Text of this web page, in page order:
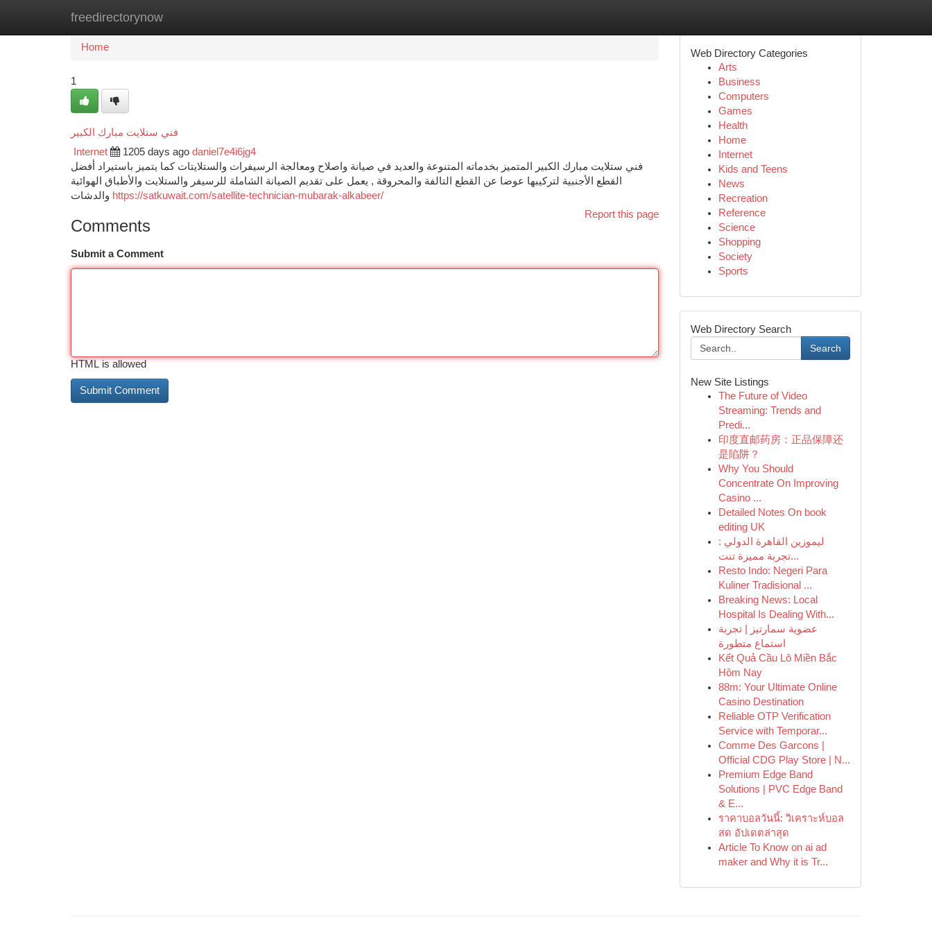
freedirectorynow
Home New Site Listings
Home
1
فني ستلايت مبارك الكبير
Internet 1205 days ago daniel7e4i6jg4
فني ستلايت مبارك الكبير المتميز بخدماته المتنوعة والعديد في صيانة واصلاح ومعالجة الرسيفرات والستلايتات كما يتميز باستيراد أفضل
القطع الأجنبية لتركيبها عوضا عن القطع التالفة والمحروقة , يعمل على تقديم الصيانة الشاملة للرسيفر والستلايت والأطباق الهوائية
https://satkuwait.com/satellite-technician-mubarak-alkabeer/
Report this page
Comments
Submit a Comment
HTML is allowed
Web Directory Categories
Arts
Business
Computers
Games
Health
Home
Internet
Kids and Teens
News
Recreation
Reference
Science
Shopping
Society
Sports
Web Directory Search
Search
New Site Listings
The Future of Video
Streaming: Trends and
Predi...
印度直邮药房：正品保障还
是陷阱？
Why You Should
Concentrate On Improving
Casino ...
Detailed Notes On book
editing UK
ليموزين القاهرة الدولي :
تجربة مميزة تنت...
Resto Indo: Negeri Para
Kuliner Tradisional ...
Breaking News: Local
Hospital Is Dealing With...
عضوية سمارتيز | تجربة
استماع متطورة
Kết Quả Cầu Lô Miền Bắc
Hôm Nay
88m: Your Ultimate Online
Casino Destination
Reliable OTP Verification
Service with Temporar...
Comme Des Garcons |
Official CDG Play Store | N...
Premium Edge Band
Solutions | PVC Edge Band
& E...
ราคาบอลวันนี้: วิเคราะห์บอล
สด อัปเดตล่าสุด
Article To Know on ai ad
maker and Why it is Tr...